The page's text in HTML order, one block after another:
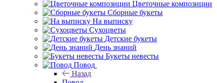
Цветочные композиции
Сборные букеты
На выписку
Сухоцветы
Детские букеты
День знаний
Букеты невесты
Повод
Назад